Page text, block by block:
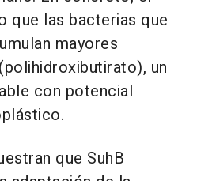
que las bacterias que
mayores
un
con potencial
que SuhB